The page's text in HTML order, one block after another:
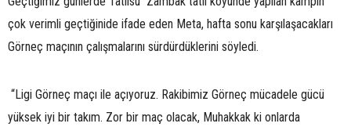
çok verimli geçtiğinide ifade eden Meta, hafta sonu karşılaşacakları
Görneç maçının çalışmalarını sürdürdüklerini söyledi.
“Ligi Görneç maçı ile açıyoruz. Rakibimiz Görneç mücadele gücü
yüksek iyi bir takım. Zor bir maç olacak, Muhakkak ki onlarda